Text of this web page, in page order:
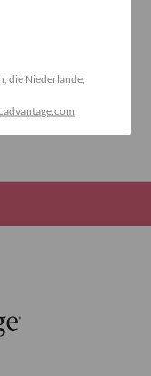
die Niederlande,